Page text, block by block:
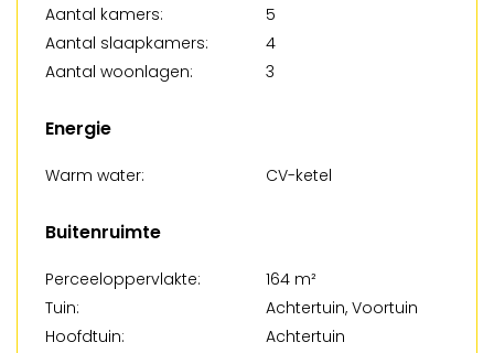
Aantal kamers:
5
Aantal slaapkamers:
4
Aantal woonlagen:
3
Energie
Warm water: CV-ketel
Buitenruimte
Perceeloppervlakte:
164 m²
Tuin:
Achtertuin, Voortuin
Hoofdtuin:
Achtertuin